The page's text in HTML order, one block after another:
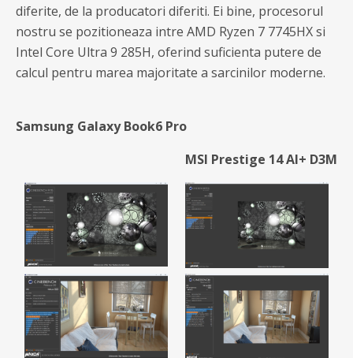
diferite, de la producatori diferiti. Ei bine, procesorul
nostru se pozitioneaza intre AMD Ryzen 7 7745HX si
Intel Core Ultra 9 285H, oferind suficienta putere de
calcul pentru marea majoritate a sarcinilor moderne.
Samsung Galaxy Book6 Pro
MSI Prestige 14 AI+ D3M